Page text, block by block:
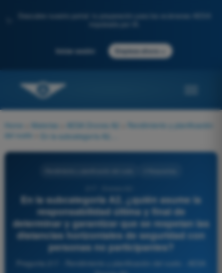
Descubre nuestro portal: tu preparación para los exámenes AESA
Iniciar sesión Empieza ahora
Home Materias AESA Drones A2
Rendimiento y planificación
del vuelo
En la subcategoría A2, ¿quién asume la
responsabilidad última y final de
determinar y garantizar que se respetan las
distancias horizontales de seguridad con
personas no participantes?
Pregunta 217 - Rendimiento y planificación del vuelo - AESA